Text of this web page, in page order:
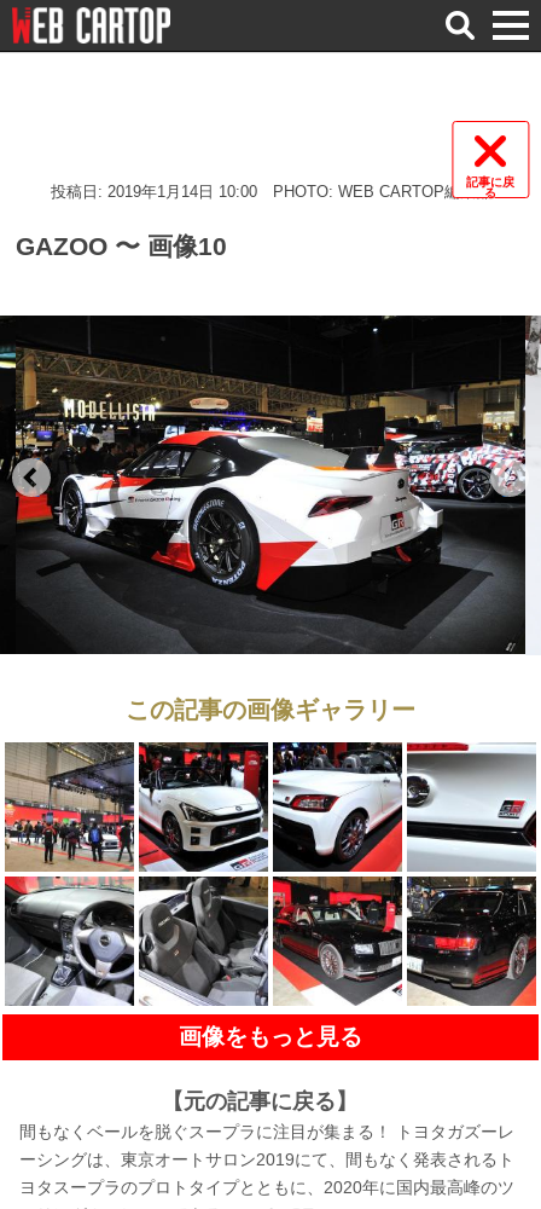
検
索
記事に戻
る
投稿日: 2019年1月14日 10:00 PHOTO: WEB CARTOP編集部
GAZOO 〜 画像10
この記事の画像ギャラリー
画像をもっと見る
【元の記事に戻る】
間もなくベールを脱ぐスープラに注目が集まる！ トヨタガズーレ
ーシングは、東京オートサロン2019にて、間もなく発表されるト
ヨタスープラのプロトタイプとともに、2020年に国内最高峰のツ